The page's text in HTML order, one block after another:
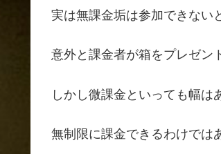
実は無課金垢は参加できない
意外と課金者が箱をプレゼン
しかし微課金といっても幅は
無制限に課金できるわけでは